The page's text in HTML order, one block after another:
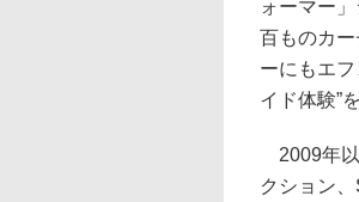
ォーマー
百ものカ
ーにもエ
イド体験”
2009年以
クション